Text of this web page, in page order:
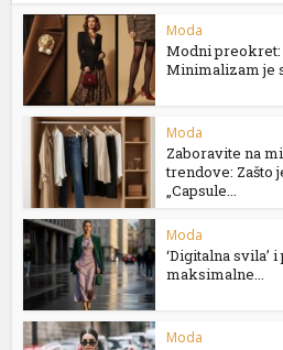
Moda
Modni preokret:
Minimalizam je
Moda
Zaboravite na
trendove: Zašto
„Capsule...
Moda
‘Digitalna svila’
maksimalne...
Moda